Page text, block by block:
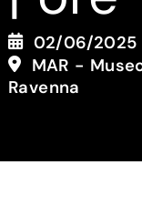
02/06/2025
MAR -
Ravenna